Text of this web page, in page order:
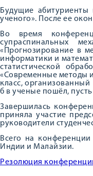
Будущие абитуриенты
ученого». После ее
Во время
супраспинальных
«Прогнозирование в
информатики и
статистической
«Современные методы
класс,
б в ученые пошёл,
Завершилась
приняла участие
руководители
Всего на
Индии и Малайзии.
Резолюция